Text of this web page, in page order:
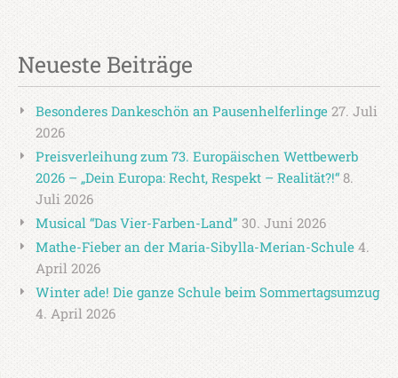
Neueste Beiträge
Besonderes Dankeschön an Pausenhelferlinge 27. Juli
2026
Preisverleihung zum 73. Europäischen Wettbewerb
2026 – „Dein Europa: Recht, Respekt – Realität?!“ 8.
Juli 2026
Musical “Das Vier-Farben-Land” 30. Juni 2026
Mathe-Fieber an der Maria-Sibylla-Merian-Schule 4.
April 2026
Winter ade! Die ganze Schule beim Sommertagsumzug
4. April 2026